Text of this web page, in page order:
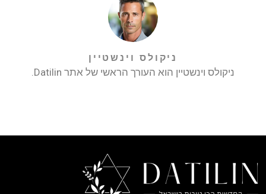
ניקולס וינשטיין
ניקולס וינשטיין הוא העורך הראשי של אתר Datilin.